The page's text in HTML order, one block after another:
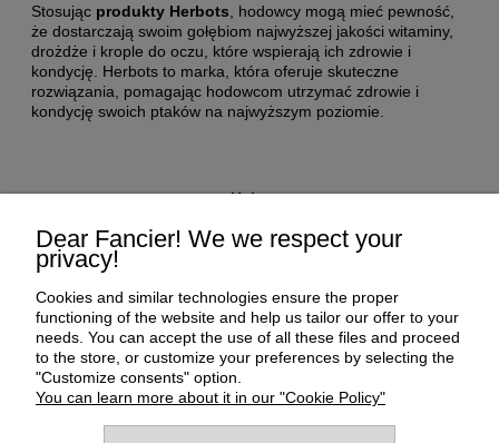
Stosując produkty Herbots , hodowcy mogą mieć pewność,
że dostarczają swoim gołębiom najwyższej jakości witaminy,
drożdże i krople do oczu, które wspierają ich zdrowie i
kondycję. Herbots to marka, która oferuje skuteczne
rozwiązania, pomagając hodowcom utrzymać zdrowie i
kondycję swoich ptaków na najwyższym poziomie.
Help
Payment and delivery
About us
Informations
Dear Fancier! We we respect your
privacy!
Cookies and similar technologies ensure the proper
functioning of the website and help us tailor our offer to your
needs. You can accept the use of all these files and proceed
to the store, or customize your preferences by selecting the
"Customize consents" option.
You can learn more about it in our "Cookie Policy"